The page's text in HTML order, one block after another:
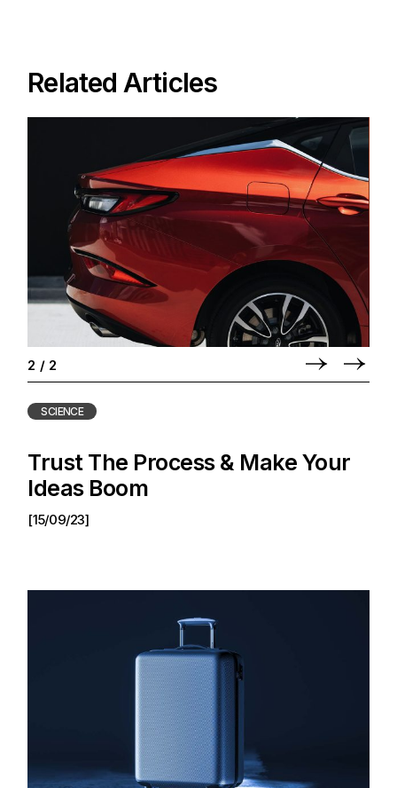
Related Articles
2 / 2
SCIENCE
Trust The Process & Make Your
Ideas Boom
[15/09/23]